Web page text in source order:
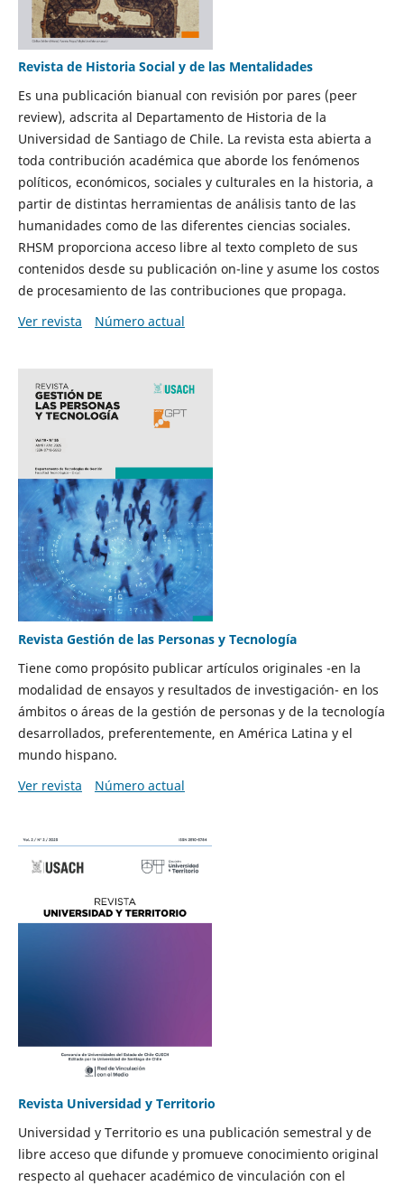
Revista de Historia Social y de las Mentalidades
Es una publicación bianual con revisión por pares (peer
review), adscrita al Departamento de Historia de la
Universidad de Santiago de Chile. La revista esta abierta a
toda contribución académica que aborde los fenómenos
políticos, económicos, sociales y culturales en la historia, a
partir de distintas herramientas de análisis tanto de las
humanidades como de las diferentes ciencias sociales.
RHSM proporciona acceso libre al texto completo de sus
contenidos desde su publicación on-line y asume los costos
de procesamiento de las contribuciones que propaga.
Ver revista
Número actual
Revista Gestión de las Personas y Tecnología
Tiene como propósito publicar artículos originales -en la
modalidad de ensayos y resultados de investigación- en los
ámbitos o áreas de la gestión de personas y de la tecnología
desarrollados, preferentemente, en América Latina y el
mundo hispano.
Ver revista
Número actual
Revista Universidad y Territorio
Universidad y Territorio es una publicación semestral y de
libre acceso que difunde y promueve conocimiento original
respecto al quehacer académico de vinculación con el